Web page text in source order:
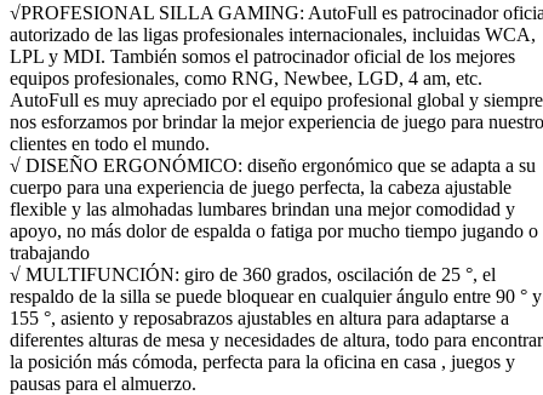
√PROFESIONAL SILLA GAMING: AutoFull es patrocinador
autorizado de las ligas profesionales internacionales, incluidas WCA,
LPL y MDI. También somos el patrocinador oficial de los mejores
equipos profesionales, como RNG, Newbee, LGD, 4 am, etc.
AutoFull es muy apreciado por el equipo profesional global y siempre
nos esforzamos por brindar la mejor experiencia de juego para
clientes en todo el mundo.
√ DISEÑO ERGONÓMICO: diseño ergonómico que se adapta a su
cuerpo para una experiencia de juego perfecta, la cabeza ajustable
flexible y las almohadas lumbares brindan una mejor comodidad y
apoyo, no más dolor de espalda o fatiga por mucho tiempo jugando o
trabajando
√ MULTIFUNCIÓN: giro de 360 grados, oscilación de 25 °, el
respaldo de la silla se puede bloquear en cualquier ángulo entre 90 ° y
155 °, asiento y reposabrazos ajustables en altura para adaptarse a
diferentes alturas de mesa y necesidades de altura, todo para encontrar
la posición más cómoda, perfecta para la oficina en casa , juegos y
pausas para el almuerzo.